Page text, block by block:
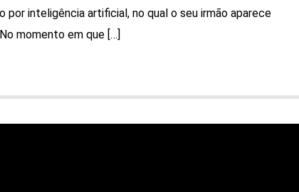
por inteligência artificial, no qual o seu irmão aparece
momento em que […]